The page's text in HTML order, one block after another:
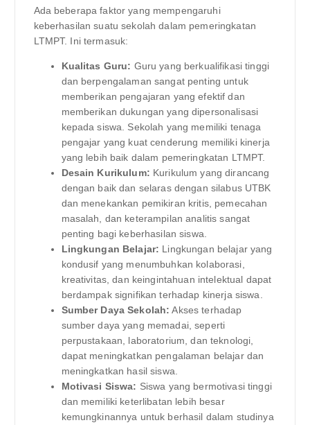
Ada beberapa faktor yang mempengaruhi
keberhasilan suatu sekolah dalam pemeringkatan
LTMPT. Ini termasuk:
Kualitas Guru: Guru yang berkualifikasi tinggi
dan berpengalaman sangat penting untuk
memberikan pengajaran yang efektif dan
memberikan dukungan yang dipersonalisasi
kepada siswa. Sekolah yang memiliki tenaga
pengajar yang kuat cenderung memiliki kinerja
yang lebih baik dalam pemeringkatan LTMPT.
Desain Kurikulum: Kurikulum yang dirancang
dengan baik dan selaras dengan silabus UTBK
dan menekankan pemikiran kritis, pemecahan
masalah, dan keterampilan analitis sangat
penting bagi keberhasilan siswa.
Lingkungan Belajar: Lingkungan belajar yang
kondusif yang menumbuhkan kolaborasi,
kreativitas, dan keingintahuan intelektual dapat
berdampak signifikan terhadap kinerja siswa.
Sumber Daya Sekolah: Akses terhadap
sumber daya yang memadai, seperti
perpustakaan, laboratorium, dan teknologi,
dapat meningkatkan pengalaman belajar dan
meningkatkan hasil siswa.
Motivasi Siswa: Siswa yang bermotivasi tinggi
dan memiliki keterlibatan lebih besar
kemungkinannya untuk berhasil dalam studinya